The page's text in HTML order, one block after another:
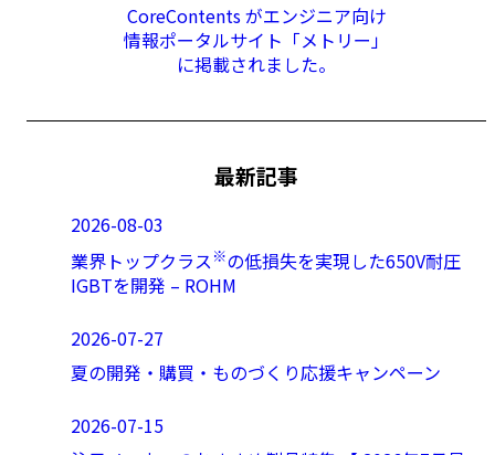
CoreContents がエンジニア向け
情報ポータルサイト「メトリー」
に掲載されました。
最新記事
2026-08-03
業界トップクラス※の低損失を実現した650V耐圧
IGBTを開発 – ROHM
2026-07-27
夏の開発・購買・ものづくり応援キャンペーン
2026-07-15